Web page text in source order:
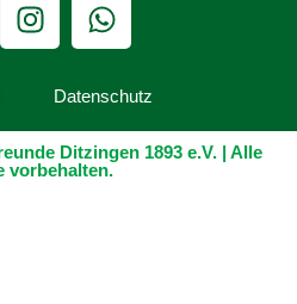
Datenschutz
Ditzingen 1893 e.V. | Alle
vorbehalten.